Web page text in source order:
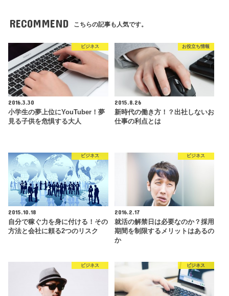
RECOMMEND こちらの記事も人気です。
ビジネス
2016.3.30
小学生の夢上位にYouTuber！夢
見る子供を危惧する大人
お役立ち情報
2015.8.26
新時代の働き方！？出社しないお
仕事の利点とは
ビジネス
2015.10.18
自分で稼ぐ力を身に付ける！その
方法と会社に頼る2つのリスク
ビジネス
2016.2.17
就活の解禁日は必要なのか？採用
期間を制限するメリットはあるの
か
ビジネス ビジネス